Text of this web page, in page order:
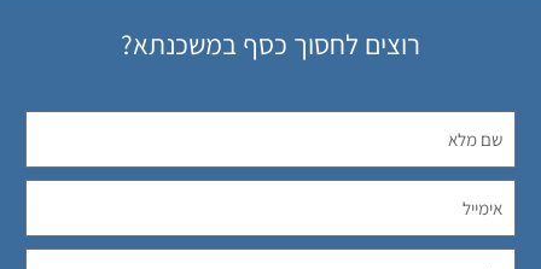
רוצים לחסוך כסף במשכנתא?